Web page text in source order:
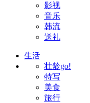
影视
音乐
韩流
送礼
生活
壮龄go!
特写
美食
旅行